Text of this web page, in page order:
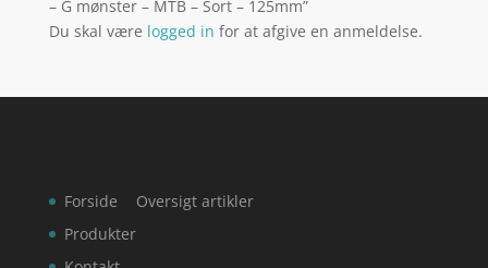
– G mønster – MTB – Sort – 125mm”
Du skal være logged in for at afgive en anmeldelse.
Forside
Produkter
Oversigt artikler